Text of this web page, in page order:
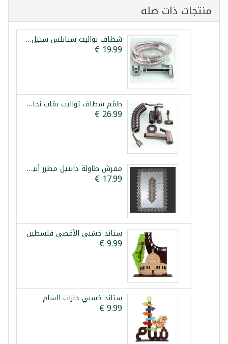
منتجات ذات صله
شطاف تواليت ستانلس ستيل بقلب نحاس فيستا
طقم شطاف تواليت بقلب نحاس وحنفية مزدوجة فيستا
مفرش طاولة دانتيل مطرز أبيض ذهبي 150x210 سم
ستاند خشبي الأقصى فلسطين
ستاند خشبي حارات الشام